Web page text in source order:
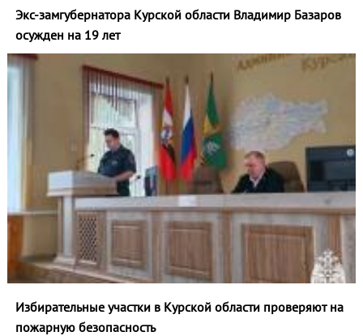
Экс-замгубернатора Курской области Владимир Базаров
осужден на 19 лет
Избирательные участки в Курской области проверяют на
пожарную безопасность